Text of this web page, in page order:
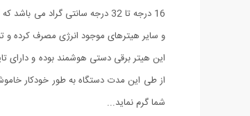
16 درجه تا 32 درجه سانتی
و سایر هیترهای موجود انرژی مصرف کرده و تنها با توان 400 وات برای شما گرمای تا 32
از طی این مدت دستگاه به طور خودکار
شما گرم نماید...